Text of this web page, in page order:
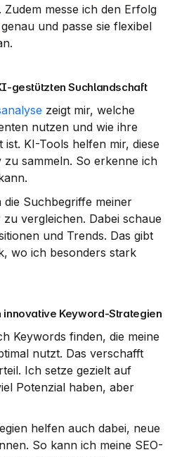
Zudem messe ich den Erfolg
genau und passe sie flexibel
gestützten Suchlandschaft
zeigt mir, welche
nutzen und wie ihre
KI-Tools helfen mir, diese
sammeln. So erkenne ich
Suchbegriffe meiner
vergleichen. Dabei schaue
und Trends. Das gibt
wo ich besonders stark
Keyword-Strategien
Keywords finden, die meine
nutzt. Das verschafft
Ich setze gezielt auf
Potenzial haben, aber
helfen auch dabei, neue
So kann ich meine SEO-